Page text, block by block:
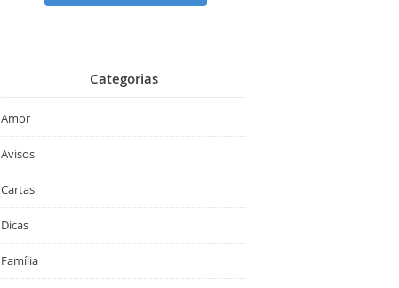
Categorias
Amor
Avisos
Cartas
Dicas
Família